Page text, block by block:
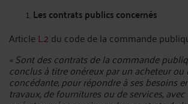
Les contrats publics concernés
ArticleL.2 du code de la commande
« Sont des contrats de la commande
conclus à titre onéreux par un acheteur
concédante, pour répondre à ses besoins
travaux, de fournitures ou de services,